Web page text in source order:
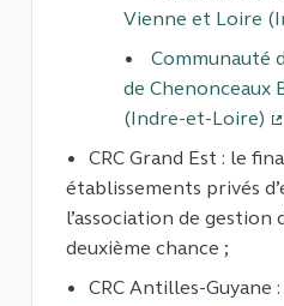
Vienne et Loire
Communauté
de Chenonceaux
(Indre-et-Loire)
CRC Grand Est : le
établissements privés
l’association de gestion
deuxième chance ;
CRC Antilles-Guyane :